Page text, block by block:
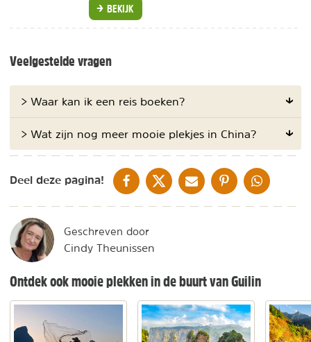
BEKIJK
Veelgestelde vragen
> Waar kan ik een reis boeken?
> Wat zijn nog meer mooie plekjes in China?
Deel deze pagina! DELEN OP FACEBOOK
DELEN OP XDELEN VIA DE MAIL
DELEN OP PINTEREST
DELEN OP
Geschreven door
Cindy Theunissen
Ontdek ook mooie plekken in de buurt van Guilin